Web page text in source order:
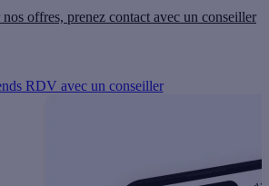
offres, prenez contact avec un conseiller
RDV avec un conseiller